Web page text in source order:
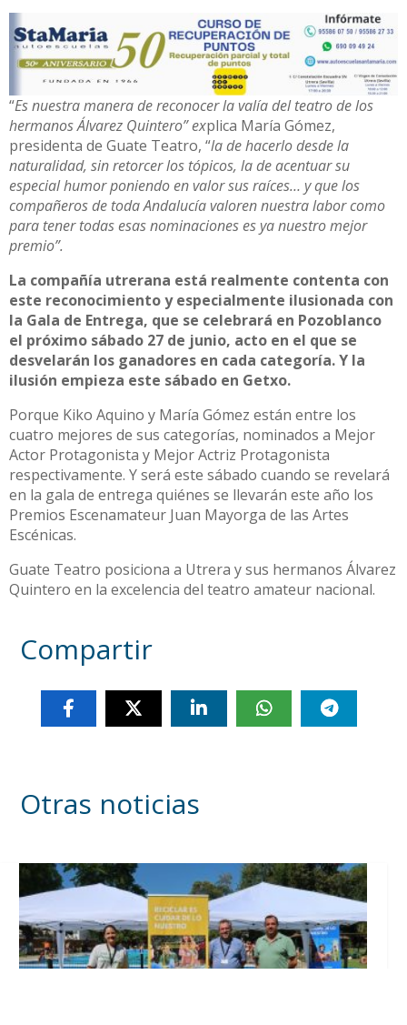
“Es nuestra manera de reconocer la valía del teatro de los
hermanos Álvarez Quintero” explica María Gómez,
presidenta de Guate Teatro, “la de hacerlo desde la
naturalidad, sin retorcer los tópicos, la de acentuar su
especial humor poniendo en valor sus raíces… y que los
compañeros de toda Andalucía valoren nuestra labor como
para tener todas esas nominaciones es ya nuestro mejor
premio”.
La compañía utrerana está realmente contenta con
este reconocimiento y especialmente ilusionada con
la Gala de Entrega, que se celebrará en Pozoblanco
el próximo sábado 27 de junio, acto en el que se
desvelarán los ganadores en cada categoría. Y la
ilusión empieza este sábado en Getxo.
Porque Kiko Aquino y María Gómez están entre los
cuatro mejores de sus categorías, nominados a Mejor
Actor Protagonista y Mejor Actriz Protagonista
respectivamente. Y será este sábado cuando se revelará
en la gala de entrega quiénes se llevarán este año los
Premios Escenamateur Juan Mayorga de las Artes
Escénicas.
Guate Teatro posiciona a Utrera y sus hermanos Álvarez
Quintero en la excelencia del teatro amateur nacional.
Compartir
Otras noticias